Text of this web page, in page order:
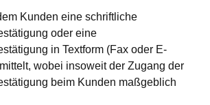
Kunden eine schriftliche
oder eine
in Textform (Fax oder E-
wobei insoweit der Zugang der
beim Kunden maßgeblich